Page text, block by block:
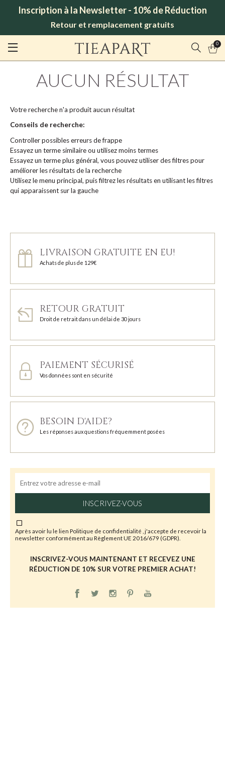
Inscription à la Newsletter - 10% de Réduction
Retour et remplacement gratuits
0
AUCUN RÉSULTAT
Votre recherche n'a produit aucun résultat
Conseils de recherche:
Controller possibles erreurs de frappe
Essayez un terme similaire ou utilisez moins termes
Essayez un terme plus général, vous pouvez utiliser des filtres pour
améliorer les résultats de la recherche
Utilisez le menu principal, puis filtrez les résultats en utilisant les filtres
qui apparaissent sur la gauche
LIVRAISON GRATUITE EN EU!
Achats de plus de 129€
RETOUR GRATUIT
Droit de retrait dans un délai de 30 jours
PAIEMENT SÉCURISÉ
Vos données sont en sécurité
BESOIN D'AIDE?
Les réponses aux questions fréquemment posées
INSCRIVEZ-VOUS
Après avoir lu le lien Politique de confidentialité , j'accepte de recevoir la
newsletter conformément au Règlement UE 2016/679 (GDPR).
INSCRIVEZ-VOUS MAINTENANT ET RECEVEZ UNE
RÉDUCTION DE 10% SUR VOTRE PREMIER ACHAT!